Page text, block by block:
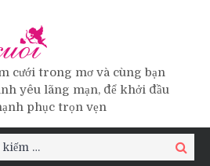
cưới trong mơ và cùng bạn
yêu lãng mạn, để khởi đầu
phục trọn vẹn
Tìm
kiếm